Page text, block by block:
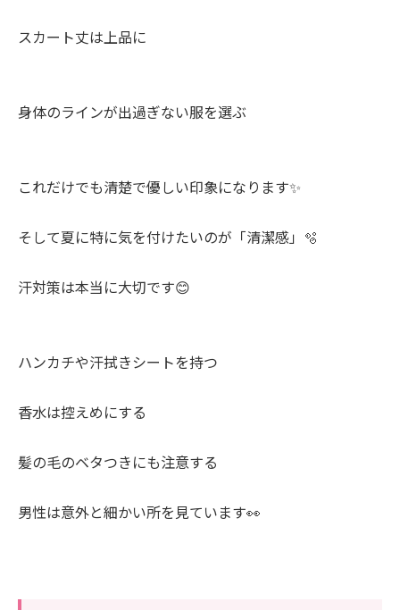
スカート丈は上品に
身体のラインが出過ぎない服を選ぶ
これだけでも清楚で優しい印象になります✨
そして夏に特に気を付けたいのが「清潔感」🫧
汗対策は本当に大切です😊
ハンカチや汗拭きシートを持つ
香水は控えめにする
髪の毛のベタつきにも注意する
男性は意外と細かい所を見ています👀